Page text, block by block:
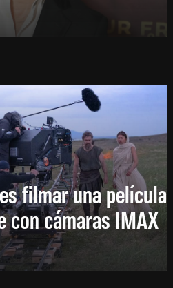
filmar una película
con cámaras IMAX